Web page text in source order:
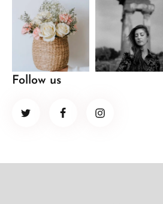
Follow us